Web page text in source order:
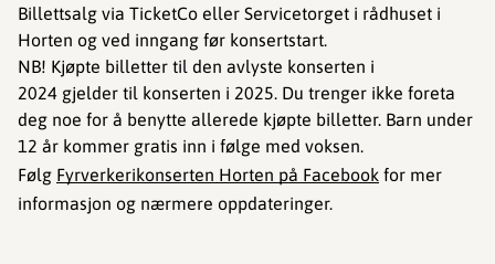
Billettsalg via TicketCo eller Servicetorget i rådhuset i
Horten og ved inngang før konsertstart.
NB! Kjøpte billetter til den avlyste konserten i
2024 gjelder til konserten i 2025. Du trenger ikke foreta
deg noe for å benytte allerede kjøpte billetter. Barn under
12 år kommer gratis inn i følge med voksen.
Følg Fyrverkerikonserten Horten på Facebook for mer
informasjon og nærmere oppdateringer.